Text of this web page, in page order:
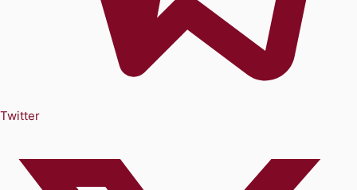
Twitter